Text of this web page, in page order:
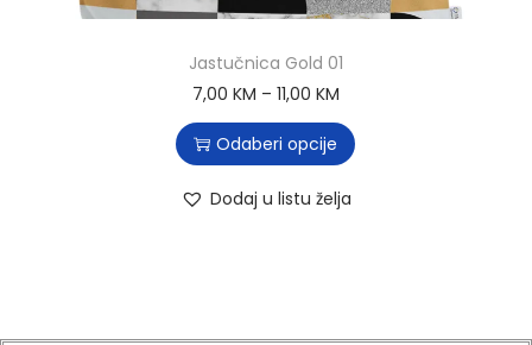
Jastučnica Gold 01
7,00 KM – 11,00 KM
Odaberi opcije
Dodaj u listu želja